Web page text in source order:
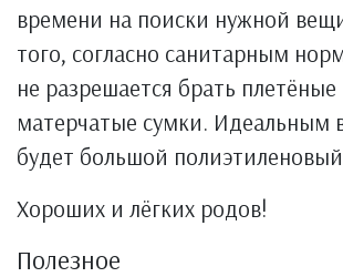
времени на поиски нужной
того, согласно санитарным
не разрешается брать плетёные
матерчатые сумки. Идеальным
будет большой
Хороших и лёгких родов!
Полезное